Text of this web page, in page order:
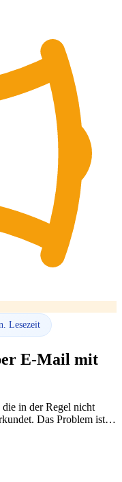
Linkaufbau
SEO-
Lesezeit
E-Mail mit
in der Regel nicht
Das Problem ist…